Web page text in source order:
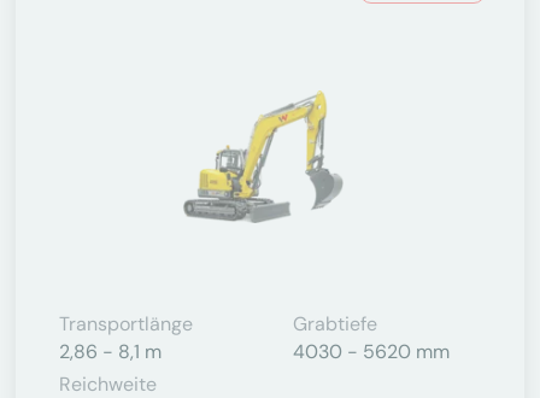
Transportlänge
2,86 - 8,1 m
Grabtiefe
4030 - 5620 mm
Reichweite